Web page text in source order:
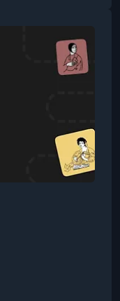
организм,
и